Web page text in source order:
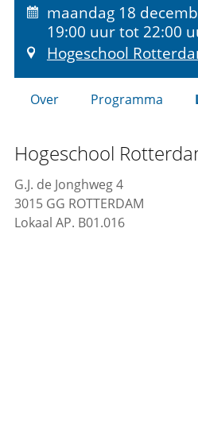
maandag 18
19:00 uur tot 22:00
Hogeschool
Over Programma
Hogeschool
G.J. de Jonghweg 4
3015 GG ROTTERDAM
Lokaal AP. B01.016